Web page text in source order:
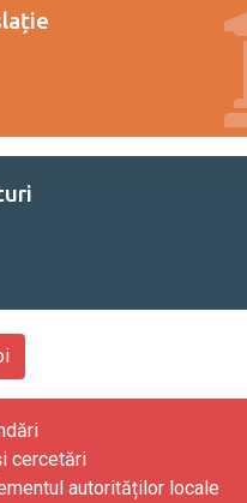
cercetări
autorităților locale